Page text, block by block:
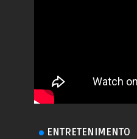
ENTRETENIMENTO